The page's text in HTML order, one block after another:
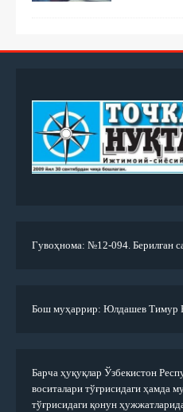
Гувоҳнома: №12-094. Берилган
Бош муҳаррир: Юлдашев Тимур
Барча ҳуқуқлар Ўзбекистон
воситалари тўғрисидаги ҳамда
тўғрисидаги қонун